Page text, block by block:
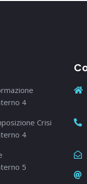
4
Crisi
4
5